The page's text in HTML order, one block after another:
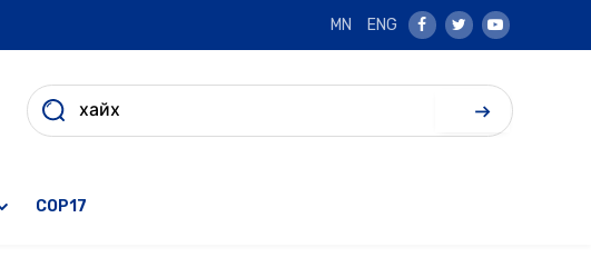
MN ENG
Facebook
TwitterYoutube
COP17